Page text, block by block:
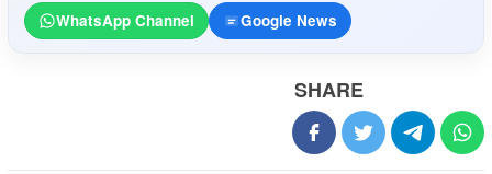
WhatsApp Channel Google News
SHARE